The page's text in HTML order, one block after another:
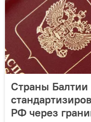
Страны
РФ через